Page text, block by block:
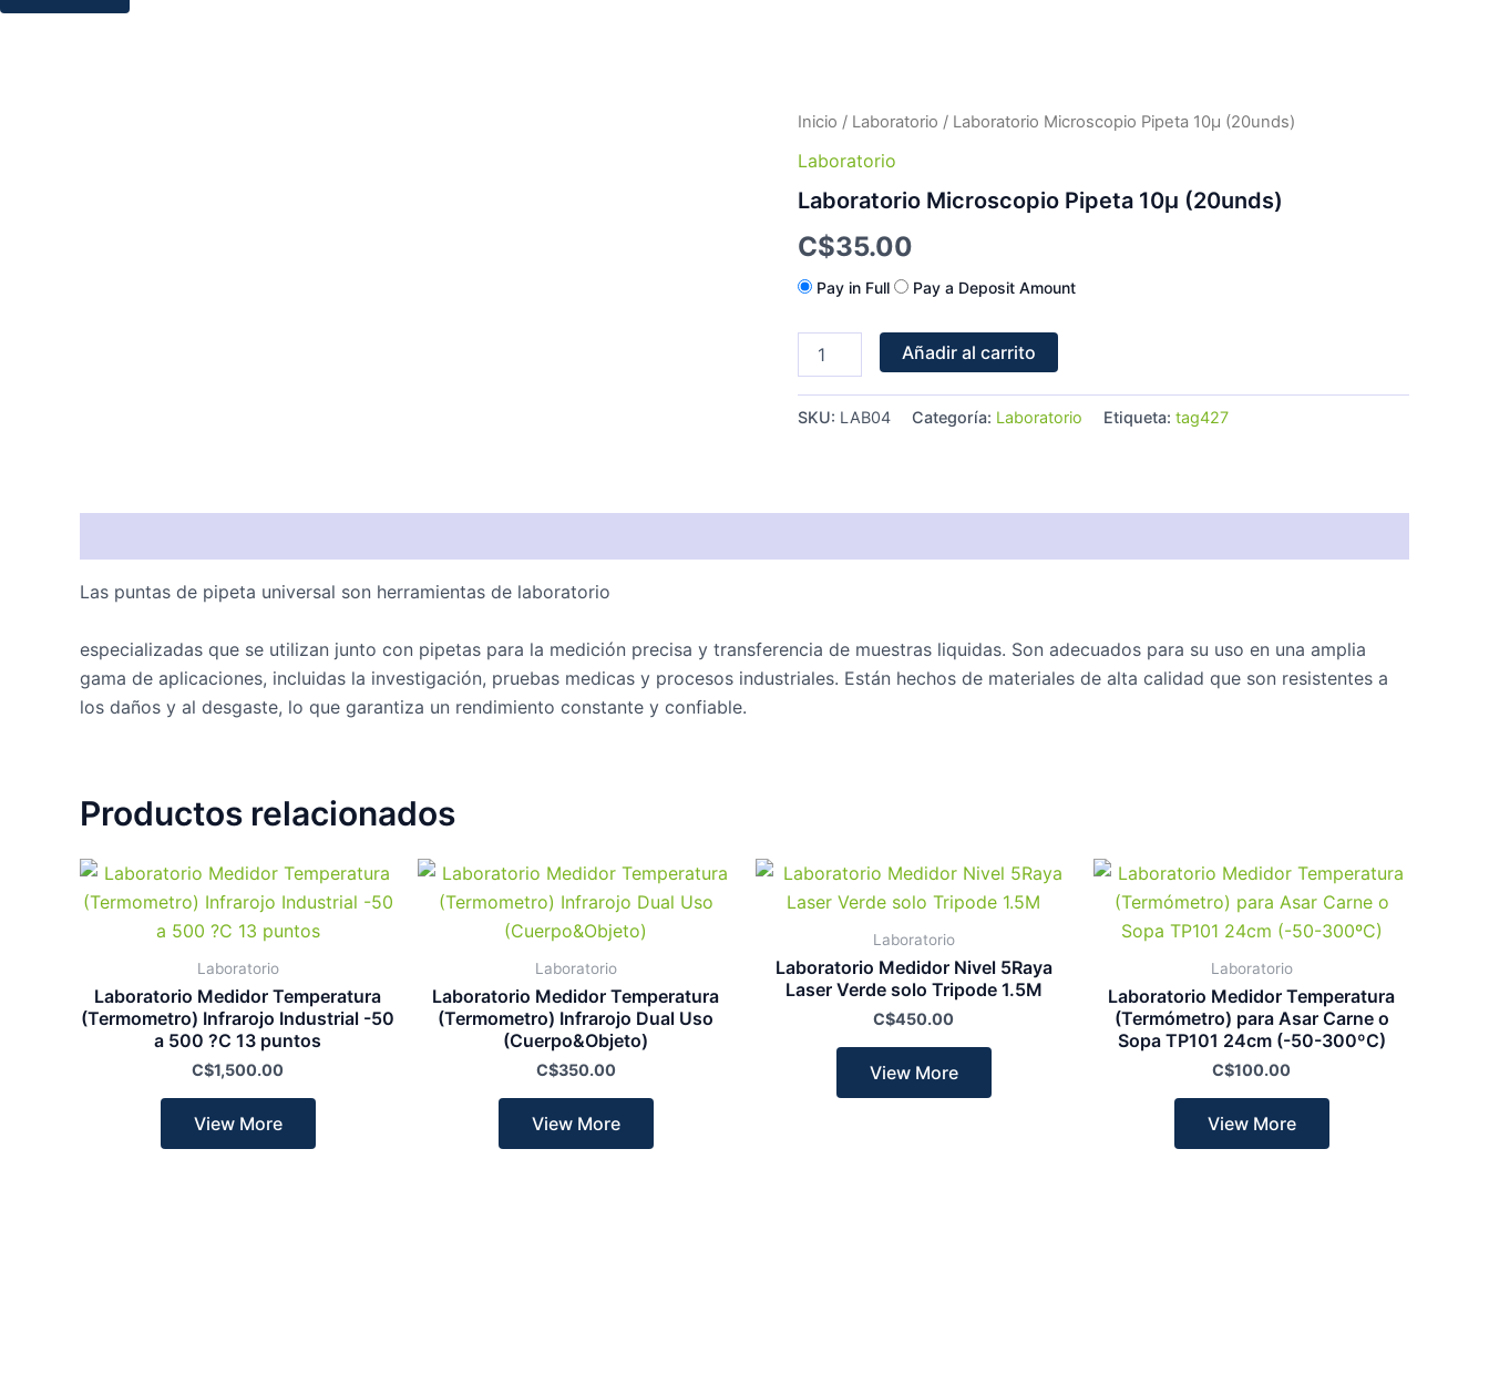
Inicio / Laboratorio / Laboratorio Microscopio Pipeta 10μ (20unds)
Laboratorio
Laboratorio Microscopio Pipeta 10μ (20unds)
C$35.00
Pay in Full Pay a Deposit Amount
Laboratorio
Pipeta
(20unds)
Añadir al carrito
SKU: LAB04 Categoría: Laboratorio Etiqueta: tag427
Las puntas de pipeta universal son herramientas de laboratorio
especializadas que se utilizan junto con pipetas para la medición precisa y transferencia de muestras liquidas. Son adecuados para su uso en una amplia
gama de aplicaciones, incluidas la investigación, pruebas medicas y procesos industriales. Están hechos de materiales de alta calidad que son resistentes a
los daños y al desgaste, lo que garantiza un rendimiento constante y confiable.
Productos relacionados
Laboratorio
Laboratorio Medidor Temperatura
(Termometro) Infrarojo Industrial -50
a 500 ?C 13 puntos
C$1,500.00
View More
Laboratorio
Laboratorio Medidor Temperatura
(Termometro) Infrarojo Dual Uso
(Cuerpo&Objeto)
C$350.00
View More
Laboratorio
Laboratorio Medidor Nivel 5Raya
Laser Verde solo Tripode 1.5M
C$450.00
View More
Laboratorio
Laboratorio Medidor Temperatura
(Termómetro) para Asar Carne o
Sopa TP101 24cm (-50-300ºC)
C$100.00
View More